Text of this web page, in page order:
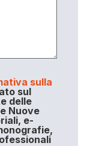
sulla
sul
delle
Nuove
e-